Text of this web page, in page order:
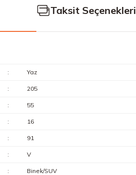
Taksit Seçenekleri
: Yaz
: 205
: 55
: 16
: 91
: V
: Binek/SUV